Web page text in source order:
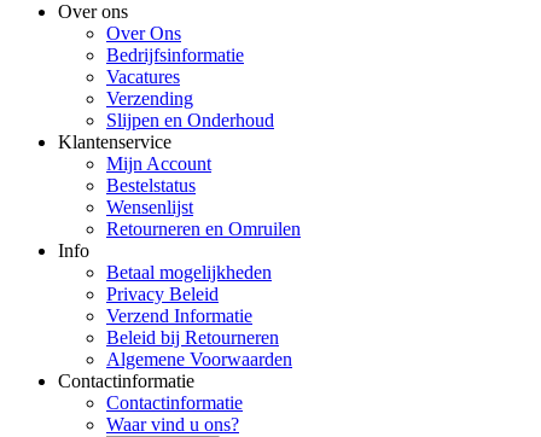
Over ons
Over Ons
Bedrijfsinformatie
Vacatures
Verzending
Slijpen en Onderhoud
Klantenservice
Mijn Account
Bestelstatus
Wensenlijst
Retourneren en Omruilen
Info
Betaal mogelijkheden
Privacy Beleid
Verzend Informatie
Beleid bij Retourneren
Algemene Voorwaarden
Contactinformatie
Contactinformatie
Waar vind u ons?